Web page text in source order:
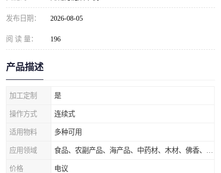
发布日期： 2026-08-05
阅 读 量： 196
产品描述
加工定制 是
操作方式 连续式
适用物料 多种可用
应用领域
价格 电议